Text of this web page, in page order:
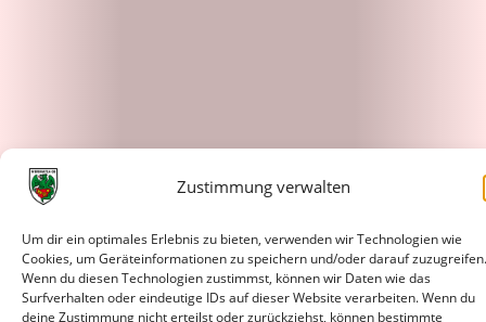
Zustimmung verwalten
Um dir ein optimales Erlebnis zu bieten, verwenden wir Technologien wie
Cookies, um Geräteinformationen zu speichern und/oder darauf zuzugreifen.
Wenn du diesen Technologien zustimmst, können wir Daten wie das
Surfverhalten oder eindeutige IDs auf dieser Website verarbeiten. Wenn du
deine Zustimmung nicht erteilst oder zurückziehst, können bestimmte